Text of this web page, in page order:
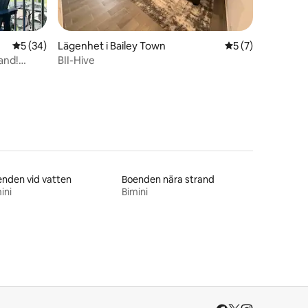
5 av 5 i genomsnittligt betyg, 34 omdömen
5 (34)
Lägenhet i Bailey Town 5 av 5 i
5 (7)
BII-Hive
vid vatten
Boenden nära strand
Bimini